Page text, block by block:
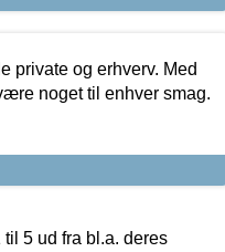
private og erhverv. Med
noget til enhver smag.
5 ud fra bl.a. deres